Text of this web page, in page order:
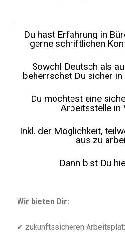
Du hast Erfahrung in
gerne schriftlichen
Sowohl Deutsch als
beherrschst Du sicher
Du möchtest eine
Arbeitsstelle in
Inkl. der Möglichkeit,
aus zu
Dann bist Du
Wir bieten Dir:
✔ zukunftssicheren